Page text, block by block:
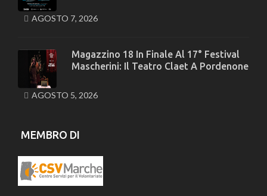
AGOSTO 7, 2026
Magazzino 18 In Finale Al 17° Festival
Mascherini: Il Teatro Claet A Pordenone
AGOSTO 5, 2026
MEMBRO DI